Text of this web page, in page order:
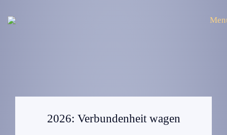
2026: Verbundenheit wagen